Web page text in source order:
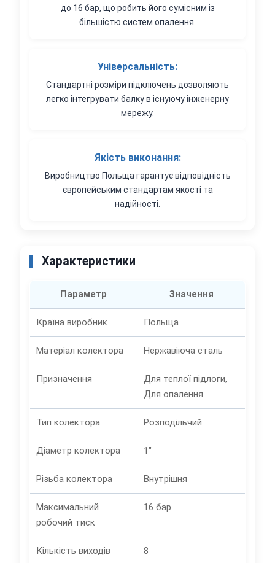
до 16 бар, що робить його сумісним із
більшістю систем опалення.
Універсальність:
Стандартні розміри підключень дозволяють
легко інтегрувати балку в існуючу інженерну
мережу.
Якість виконання:
Виробництво Польща гарантує відповідність
європейським стандартам якості та
надійності.
Характеристики
Параметр Значення
Країна виробник Польща
Матеріал колектора Нержавіюча сталь
Призначення
Для теплої підлоги,
Для опалення
Тип колектора Розподільчий
Діаметр колектора 1"
Різьба колектора Внутрішня
Максимальний
робочий тиск
16 бар
Кількість виходів 8